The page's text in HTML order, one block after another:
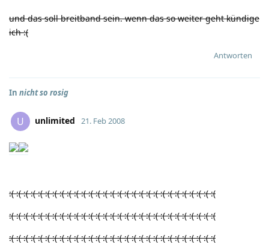
und das soll breitband sein. wenn das so weiter geht kündige
ich:(
Antworten
In nicht so rosig
U unlimited 21. Feb 2008
:( :( :( :( :( :( :( :( :( :( :( :( :( :( :( :( :( :( :( :( :( :( :( :( :( :( :( :( :(
:( :( :( :( :( :( :( :( :( :( :( :( :( :( :( :( :( :( :( :( :( :( :( :( :( :( :( :( :(
:( :( :( :( :( :( :( :( :( :( :( :( :( :( :( :( :( :( :( :( :( :( :( :( :( :( :( :( :(